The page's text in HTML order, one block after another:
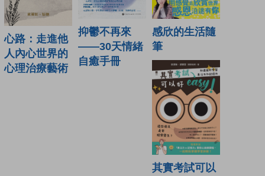
心路：走進他
人內心世界的
心理治療藝術
抑鬱不再來
——30天情緒
自癒手冊
感欣的生活隨
筆
其實考試可以